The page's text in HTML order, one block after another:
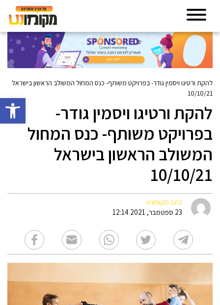
פתח
להקת ורטיגו ויסמין גודר- בפרויקט משותף- כנס המחול המשולב הראשון בישראל
10/10/21
להקת ורטיגו ויסמין גודר-
בפרויקט משותף- כנס המחול
המשולב הראשון בישראל
10/10/21
כתב מקומונט
23 ספטמבר, 2021 12:14